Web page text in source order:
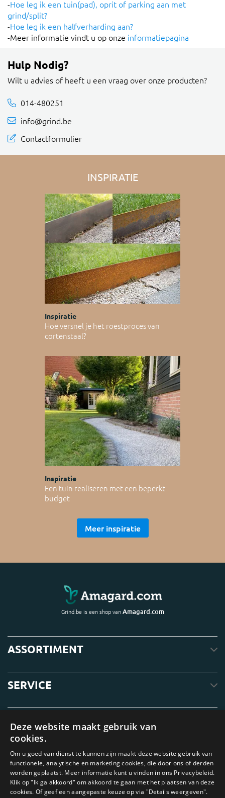
-Hoe leg ik een tuin(pad), oprit of parking aan met
grind/split?
-Hoe leg ik een halfverharding aan?
-Meer informatie vindt u op onze informatiepagina
Hulp Nodig?
Wilt u advies of heeft u een vraag over onze producten?
014-480251
info@grind.be
Contactformulier
INSPIRATIE
Inspiratie
Hoe versnel je het roestproces van
cortenstaal?
Inspiratie
Een tuin realiseren met een beperkt
budget
Meer inspiratie
Grind.be is een shop vanAmagard.com
ASSORTIMENT
SERVICE
OVER ONS
Deze website maakt gebruik van
cookies.
Om u goed van dienst te kunnen zijn maakt deze website gebruik van
functionele, analytische en marketing cookies, die door ons of derden
worden geplaatst. Meer informatie kunt u vinden in ons Privacybeleid.
Klik op "Ik ga akkoord" om akkoord te gaan met het plaatsen van deze
cookies. Of geef een aangepaste keuze op via "Details weergeven".